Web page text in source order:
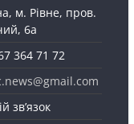
м. Рівне, пров.
6а
364 71 72
зв’язок